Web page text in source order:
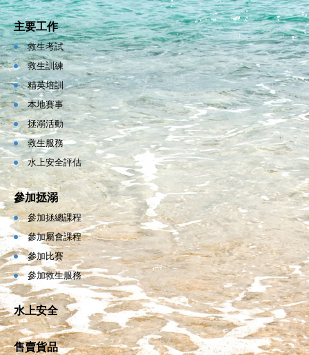
主要工作
救生考試
救生訓練
精英培訓
本地賽事
拯溺活動
救生服務
水上安全評估
參加拯溺
參加拯總課程
參加屬會課程
參加比賽
參加救生服務
水上安全
售賣貨品